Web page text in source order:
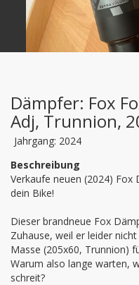
Dämpfer: Fox
Adj, Trunnion,
Jahrgang: 2024
Beschreibung
Verkaufe neuen (2024)
dein Bike!
Dieser brandneue Fox
Zuhause, weil er leider
Masse (205x60, Trunnion)
Warum also lange warten,
schreit?